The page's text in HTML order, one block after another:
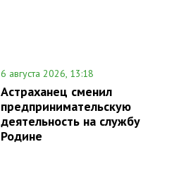
6 августа 2026, 13:18
Астраханец сменил
предпринимательскую
деятельность на службу
Родине